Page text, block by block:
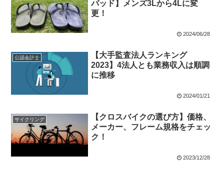
バッド】メンズ3Lから4Lに変
更！
2024/06/28
公認会計士
【大手監査法人ランキング
2023】4法人とも業務収入は順調
に推移
2024/01/21
サイクリング
【クロスバイクの選び方】価格、
メーカー、フレーム規格をチェッ
ク！
2023/12/28